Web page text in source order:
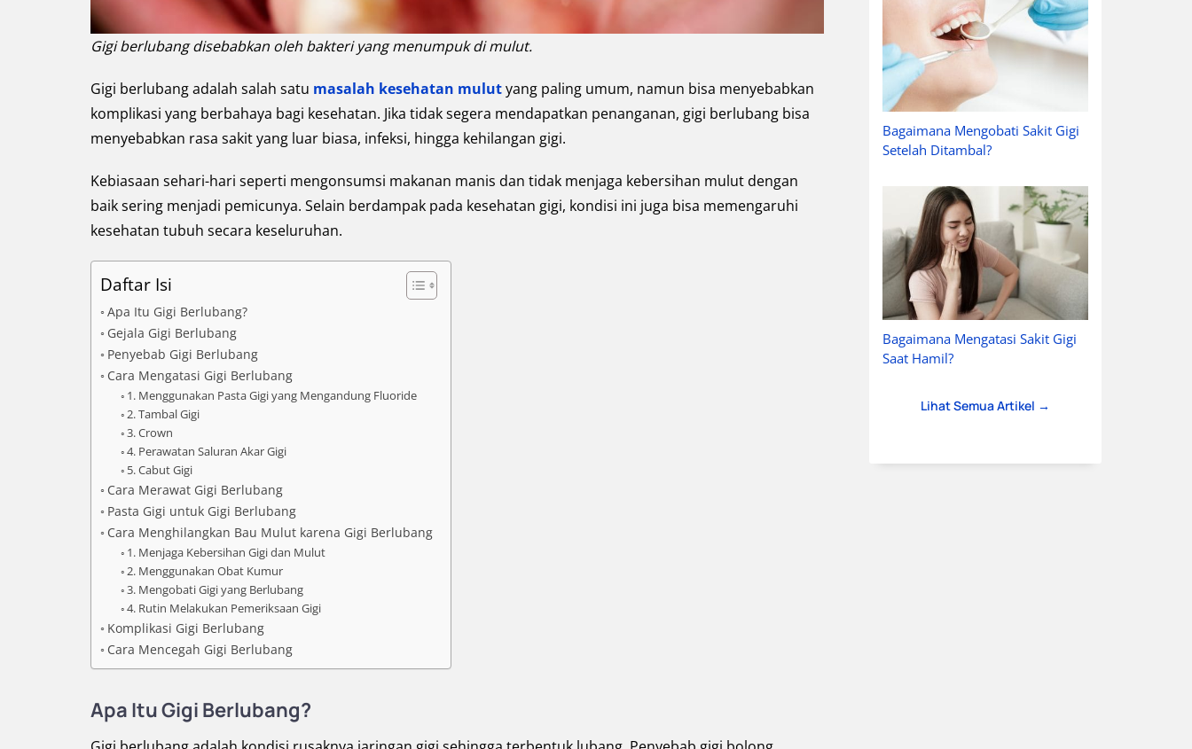
Gigi berlubang disebabkan oleh bakteri yang menumpuk di mulut.
Gigi berlubang adalah salah satu masalah kesehatan mulutyang paling umum, namun bisa menyebabkan
komplikasi yang berbahaya bagi kesehatan. Jika tidak segera mendapatkan penanganan, gigi berlubang bisa
menyebabkan rasa sakit yang luar biasa, infeksi, hingga kehilangan gigi.
Kebiasaan sehari-hari seperti mengonsumsi makanan manis dan tidak menjaga kebersihan mulut dengan
baik sering menjadi pemicunya. Selain berdampak pada kesehatan gigi, kondisi ini juga bisa memengaruhi
kesehatan tubuh secara keseluruhan.
Daftar Isi
Apa Itu Gigi Berlubang?
Gejala Gigi Berlubang
Penyebab Gigi Berlubang
Cara Mengatasi Gigi Berlubang
1. Menggunakan Pasta Gigi yang Mengandung Fluoride
2. Tambal Gigi
3. Crown
4. Perawatan Saluran Akar Gigi
5. Cabut Gigi
Cara Merawat Gigi Berlubang
Pasta Gigi untuk Gigi Berlubang
Cara Menghilangkan Bau Mulut karena Gigi Berlubang
1. Menjaga Kebersihan Gigi dan Mulut
2. Menggunakan Obat Kumur
3. Mengobati Gigi yang Berlubang
4. Rutin Melakukan Pemeriksaan Gigi
Komplikasi Gigi Berlubang
Cara Mencegah Gigi Berlubang
Apa Itu Gigi Berlubang?
Bagaimana Mengobati Sakit Gigi
Setelah Ditambal?
Bagaimana Mengatasi Sakit Gigi
Saat Hamil?
Lihat Semua Artikel →